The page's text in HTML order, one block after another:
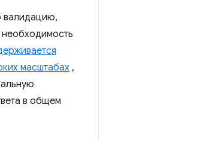
валидацию,
необходимость
масштабах ,
в общем